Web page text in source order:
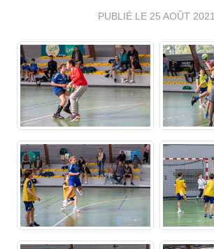
PUBLIÉ LE 25 AOÛT 2021